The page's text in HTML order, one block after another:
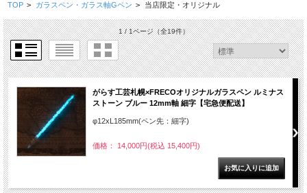
TOP > ガラスペン・ガラス軸Gペン > 当店限定・オリジナル
1 / 1ページ（全19件）
がらす工芸札幌×FRECOオリジナルガラスペン ルミナス
ストーン ブルー 12mm軸 細字【宅急便配送】
φ12xL185mm(ペン先：細字)
価格： 14,000円(税込 15,400円)